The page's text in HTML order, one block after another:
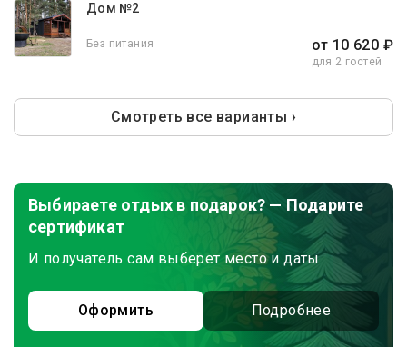
Дом №2
Без питания от 10 620 ₽
для 2 гостей
Смотреть все варианты ›
Выбираете отдых в подарок? — Подарите
сертификат
И получатель сам выберет место и даты
Оформить Подробнее